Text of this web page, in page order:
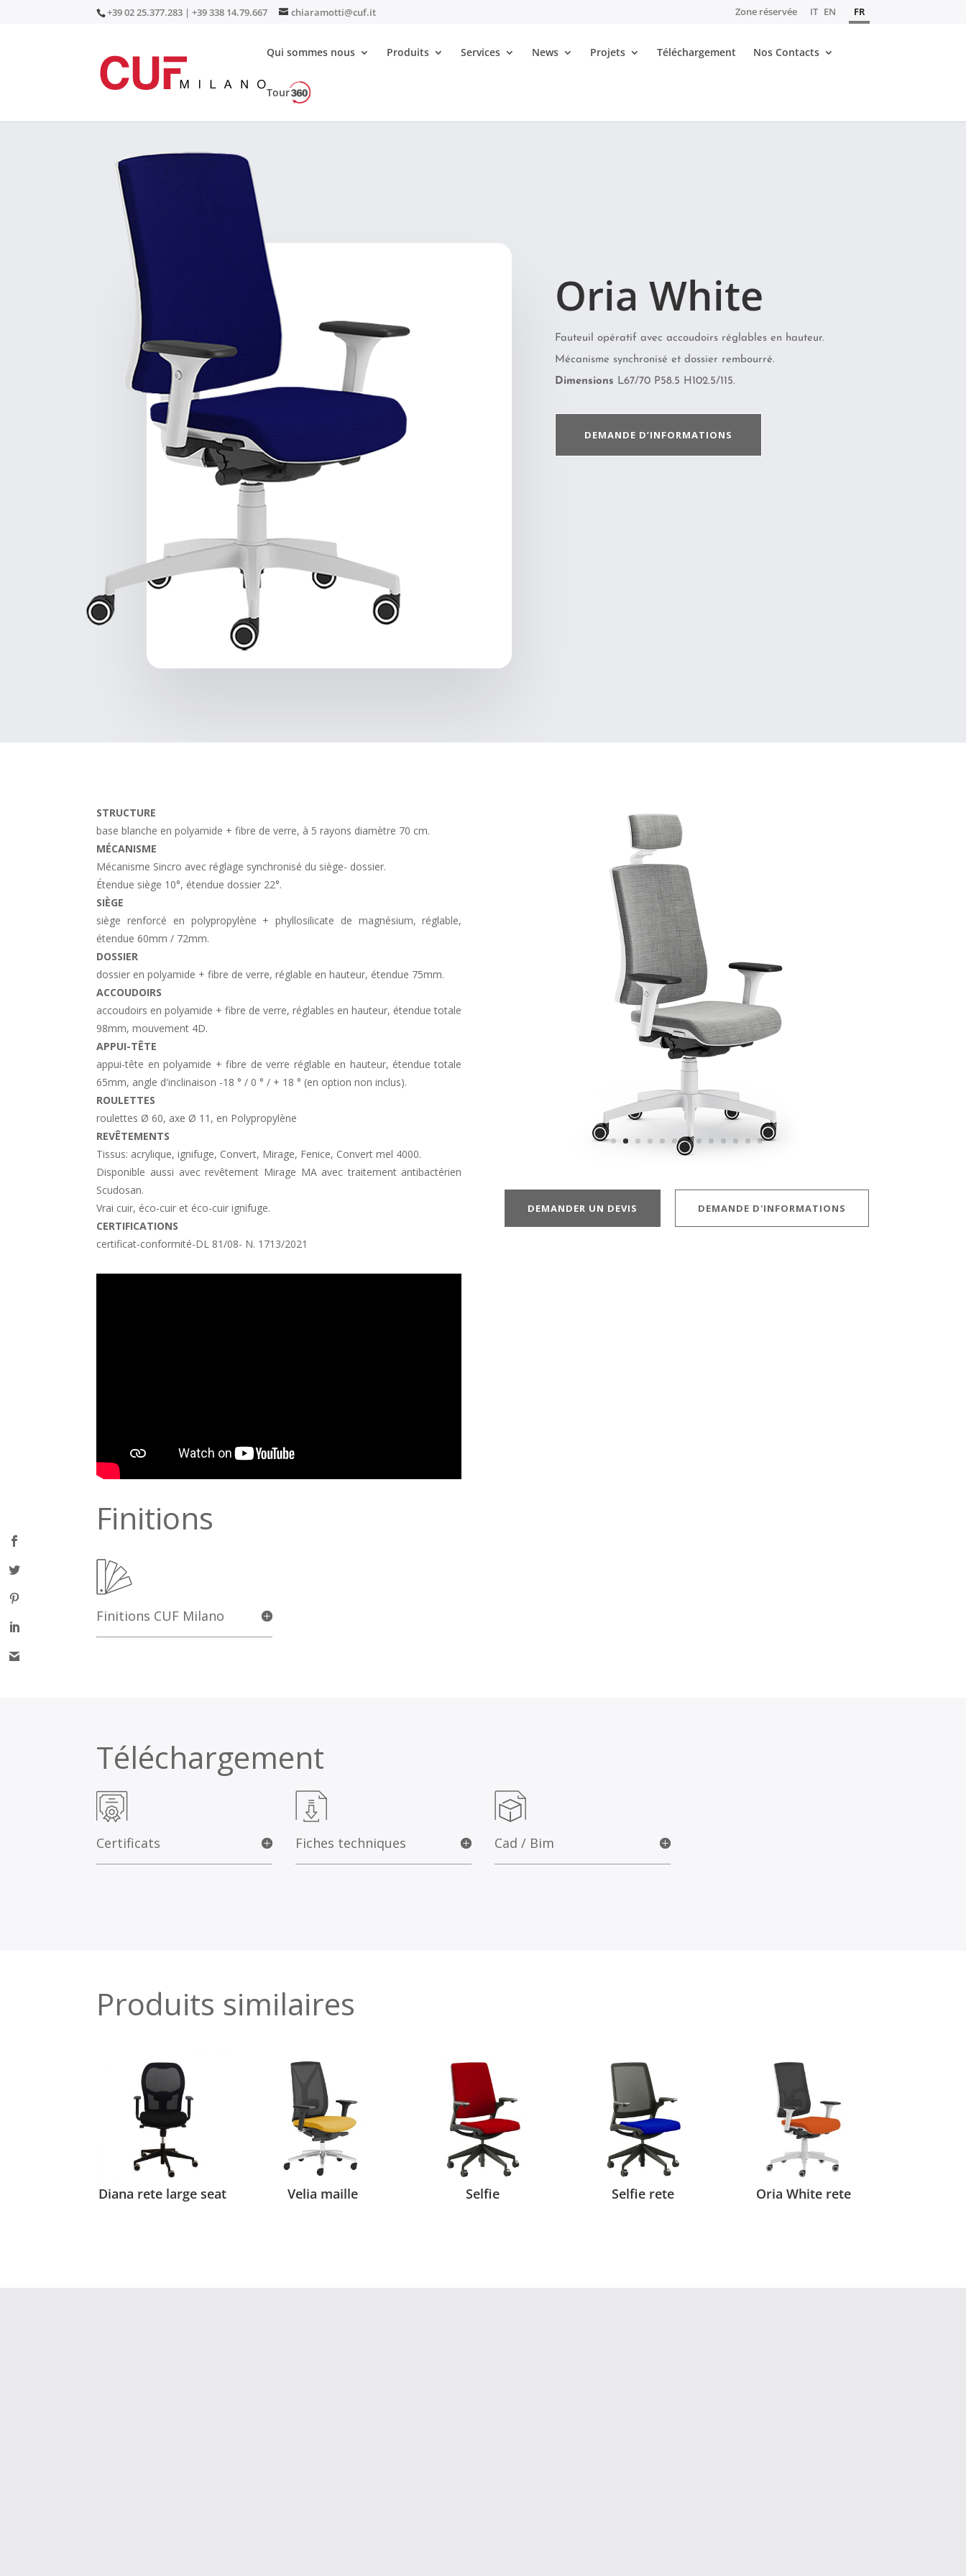
+39 02 25.377.283 | +39 338 14.79.667 chiaramotti@cuf.it Zone réservée IT EN FR
Qui sommes nous Produits Services News Projets Téléchargement Nos Contacts
Tour
/ Oria White
Oria White
Fauteuil opératif avec accoudoirs réglables en hauteur.
Mécanisme synchronisé et dossier rembourré.
Dimensions L67/70 P58.5 H102.5/115.
DEMANDE D’INFORMATIONS
STRUCTURE
base blanche en polyamide + fibre de verre, à 5 rayons diamètre 70 cm.
MÉCANISME
Mécanisme Sincro avec réglage synchronisé du siège- dossier.
Étendue siège 10°, étendue dossier 22°.
SIÈGE
siège renforcé en polypropylène + phyllosilicate de magnésium, réglable,
étendue 60mm / 72mm.
DOSSIER
dossier en polyamide + fibre de verre, réglable en hauteur, étendue 75mm.
ACCOUDOIRS
accoudoirs en polyamide + fibre de verre, réglables en hauteur, étendue totale
98mm, mouvement 4D.
APPUI-TÊTE
appui-tête en polyamide + fibre de verre réglable en hauteur, étendue totale
65mm, angle d'inclinaison -18 ° / 0 ° / + 18 ° (en option non inclus).
ROULETTES
roulettes Ø 60, axe Ø 11, en Polypropylène
REVÊTEMENTS
Tissus: acrylique, ignifuge, Convert, Mirage, Fenice, Convert mel 4000.
Disponible aussi avec revêtement Mirage MA avec traitement antibactérien
Scudosan.
Vrai cuir, éco-cuir et éco-cuir ignifuge.
CERTIFICATIONS
certificat-conformité-DL 81/08- N. 1713/2021
DEMANDER UN DEVIS DEMANDE D'INFORMATIONS
Finitions
Finitions CUF Milano
Téléchargement
Certificats Fiches techniques Cad / Bim
Produits similaires
Diana rete large seat Velia maille Selfie Selfie rete Oria White rete